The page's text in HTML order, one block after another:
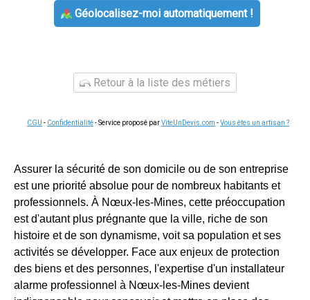
Géolocalisez-moi automatiquement !
Retour à la liste des métiers
CGU - Confidentialité- Service proposé parViteUnDevis.com -Vous êtes un artisan ?
Assurer la sécurité de son domicile ou de son entreprise
est une priorité absolue pour de nombreux habitants et
professionnels. À Nœux-les-Mines, cette préoccupation
est d'autant plus prégnante que la ville, riche de son
histoire et de son dynamisme, voit sa population et ses
activités se développer. Face aux enjeux de protection
des biens et des personnes, l'expertise d'un installateur
alarme professionnel à Nœux-les-Mines devient